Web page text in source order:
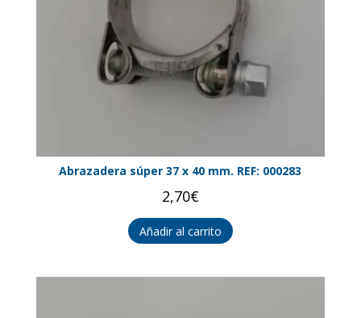
Abrazadera súper 37 x 40 mm. REF: 000283
2,70€
Añadir al carrito